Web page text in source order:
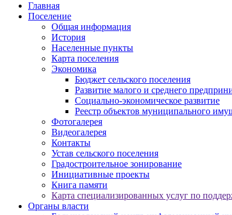
Главная
Поселение
Общая информация
История
Населенные пункты
Карта поселения
Экономика
Бюджет сельского поселения
Развитие малого и среднего
Социально-экономическое развитие
Реестр объектов муниципального
Фотогалерея
Видеогалерея
Контакты
Устав сельского поселения
Градостроительное зонирование
Инициативные проекты
Книга памяти
Карта специализированных услуг по
Органы власти